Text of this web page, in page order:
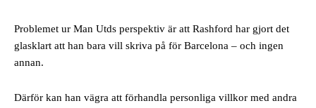
Problemet ur Man Utds perspektiv är att Rashford har gjort det
glasklart att han bara vill skriva på för Barcelona – och ingen
annan.
Därför kan han vägra att förhandla personliga villkor med andra